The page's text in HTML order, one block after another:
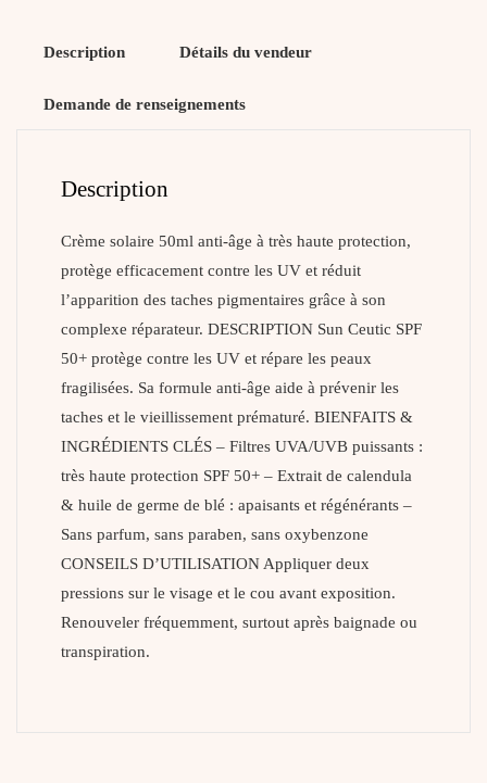
Description Détails du vendeur
Demande de renseignements
Description
Crème solaire 50ml anti-âge à très haute protection,
protège efficacement contre les UV et réduit
l’apparition des taches pigmentaires grâce à son
complexe réparateur. DESCRIPTION Sun Ceutic SPF
50+ protège contre les UV et répare les peaux
fragilisées. Sa formule anti-âge aide à prévenir les
taches et le vieillissement prématuré. BIENFAITS &
INGRÉDIENTS CLÉS – Filtres UVA/UVB puissants :
très haute protection SPF 50+ – Extrait de calendula
& huile de germe de blé : apaisants et régénérants –
Sans parfum, sans paraben, sans oxybenzone
CONSEILS D’UTILISATION Appliquer deux
pressions sur le visage et le cou avant exposition.
Renouveler fréquemment, surtout après baignade ou
transpiration.